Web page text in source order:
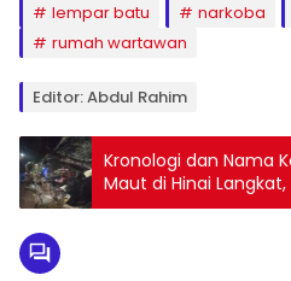
lempar batu
narkoba
rumah wartawan
Editor: Abdul Rahim
Kronologi dan Nama
Maut di Hinai
Dunia